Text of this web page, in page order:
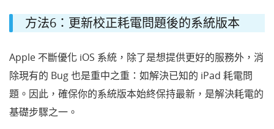
方法6：更新校正耗電問題後的系統版本
Apple 不斷優化 iOS 系統，除了是想提供更好的服務外，消
除現有的 Bug 也是重中之重：如解決已知的 iPad 耗電問
題。因此，確保你的系統版本始終保持最新，是解決耗電的
基礎步驟之一。